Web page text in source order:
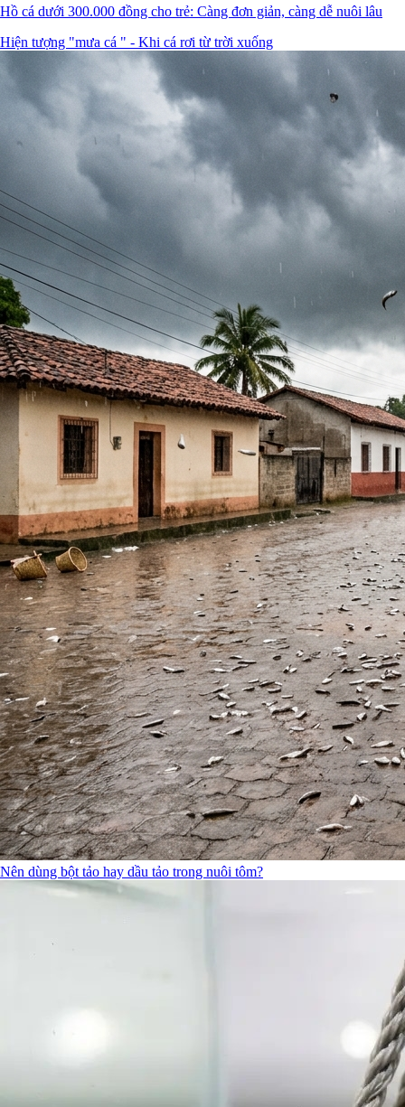
Hồ cá dưới 300.000 đồng cho trẻ: Càng đơn giản, càng dễ nuôi lâu
Hiện tượng "mưa cá " - Khi cá rơi từ trời xuống
Nên dùng bột tảo hay dầu tảo trong nuôi tôm?